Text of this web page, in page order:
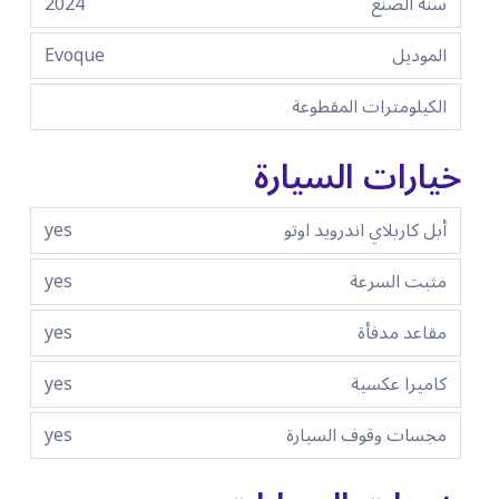
الموديل
Evoque
الكيلومترات المقطوعة
خيارات السيارة
أبل كاربلاي اندرويد اوتو
yes
مثبت السرعة
yes
مقاعد مدفأة
yes
كاميرا عكسية
yes
مجسات وقوف السيارة
yes